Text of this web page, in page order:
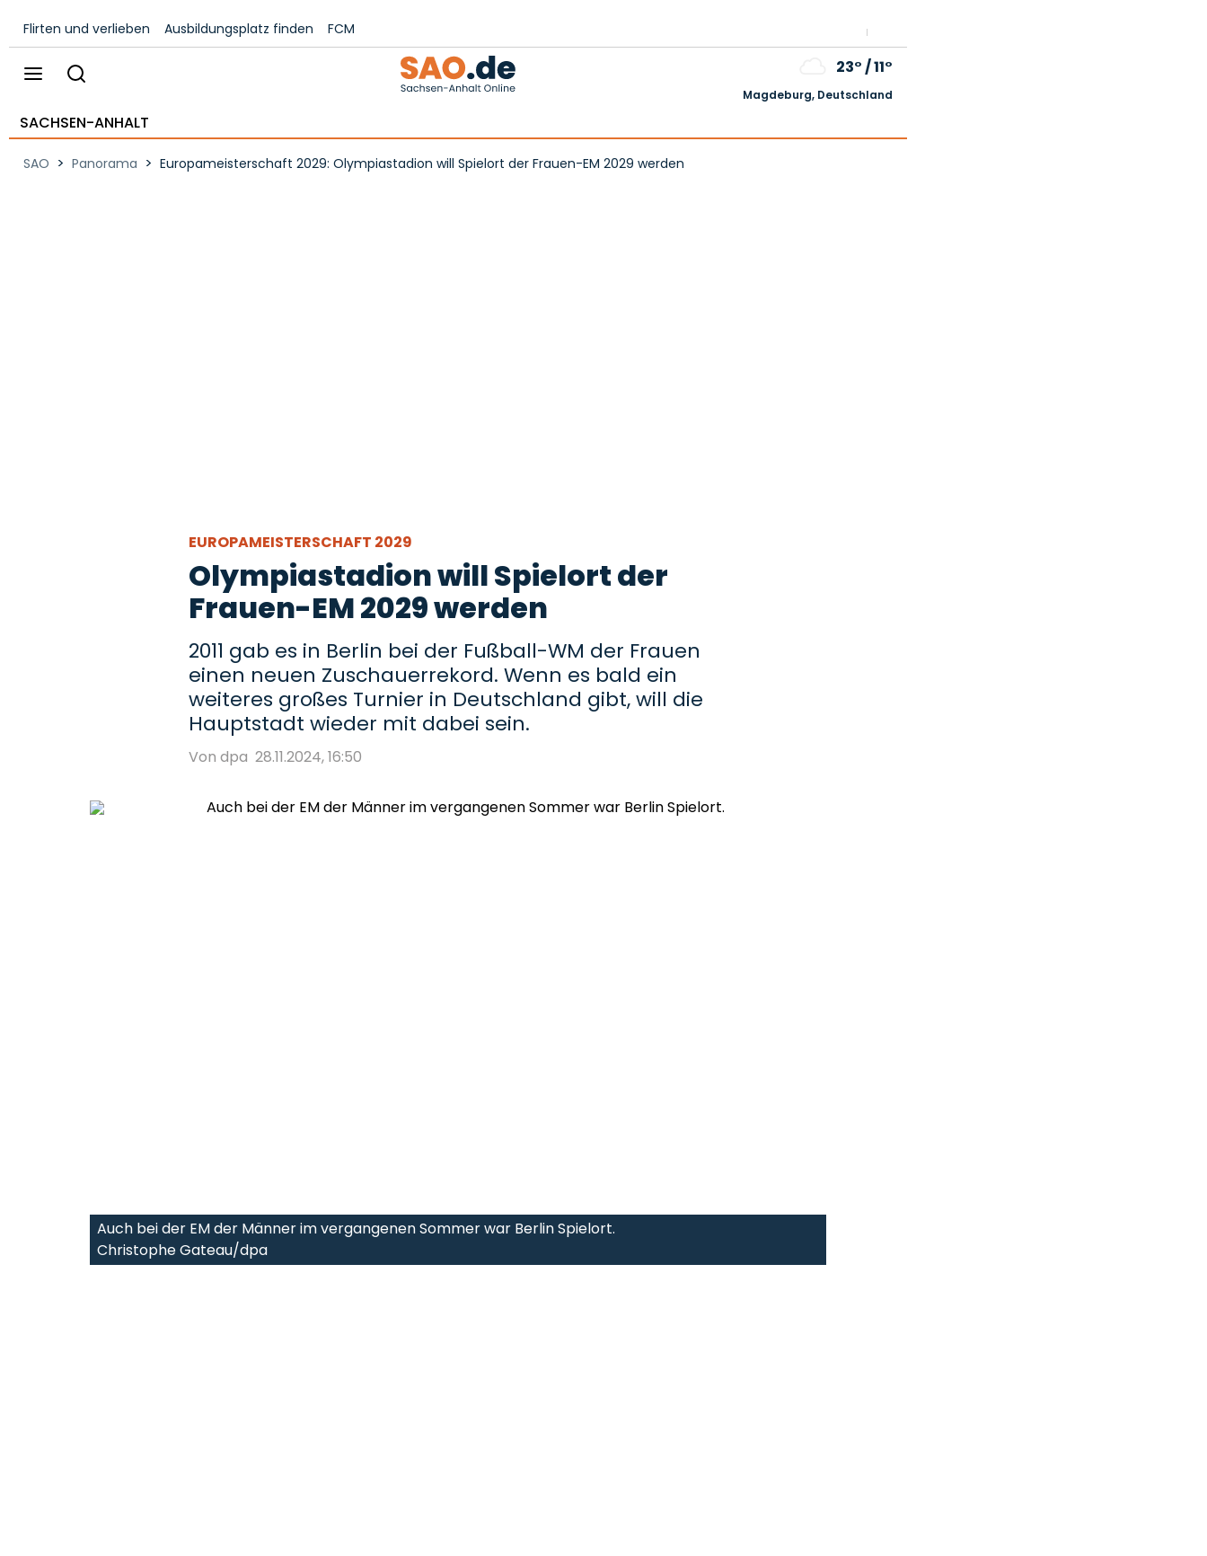
Flirten und verlieben Ausbildungsplatz finden FCM
23°/11°
Magdeburg, Deutschland
SACHSEN-ANHALT
SAO > Panorama > Europameisterschaft 2029: Olympiastadion will Spielort der Frauen-EM 2029 werden
EUROPAMEISTERSCHAFT 2029
Olympiastadion will Spielort der
Frauen-EM 2029 werden
2011 gab es in Berlin bei der Fußball-WM der Frauen
einen neuen Zuschauerrekord. Wenn es bald ein
weiteres großes Turnier in Deutschland gibt, will die
Hauptstadt wieder mit dabei sein.
Von dpa 28.11.2024, 16:50
Auch bei der EM der Männer im vergangenen Sommer war Berlin Spielort.
Christophe Gateau/dpa